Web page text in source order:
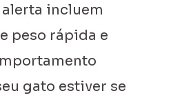
incluem
peso rápida e
gato estiver se